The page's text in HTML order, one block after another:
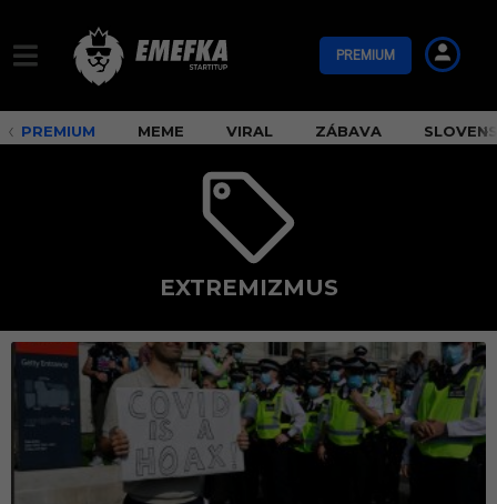
PREMIUM
PREMIUM MEME VIRAL ZÁBAVA
EXTREMIZMUS
e
x
t
r